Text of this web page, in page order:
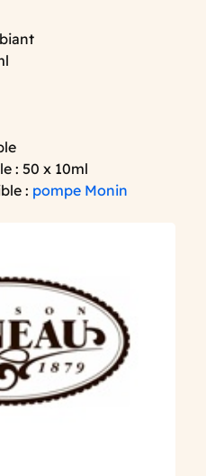
: 50 x 10ml
: pompe Monin